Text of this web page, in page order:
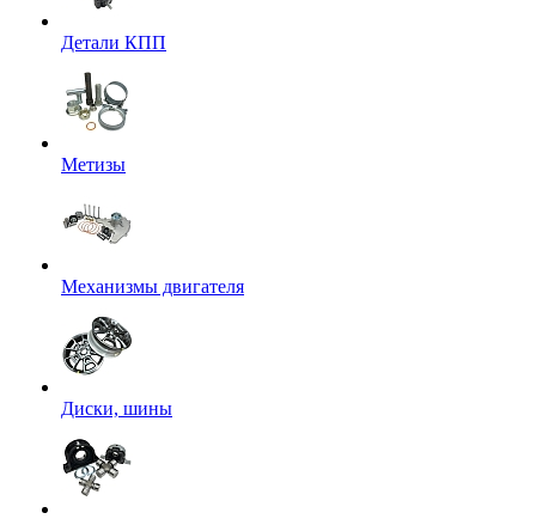
Детали КПП
Метизы
Механизмы двигателя
Диски, шины